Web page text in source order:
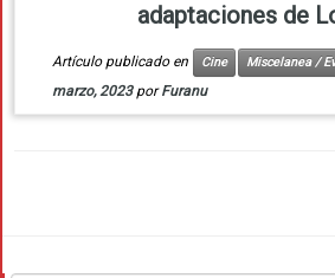
adaptaciones de
Artículo publicado en Cine Miscelanea /
marzo, 2023 porFuranu